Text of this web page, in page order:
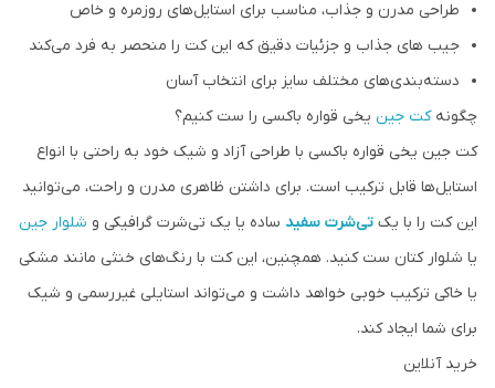
طراحی مدرن و جذاب، مناسب برای استایل‌های روزمره و خاص
جیب های جذاب و جزئیات دقیق که این کت را منحصر به فرد می‌کند
دسته‌بندی‌های مختلف سایز برای انتخاب آسان
چگونه کت جین یخی قواره باکسی را ست کنیم؟
کت جین یخی قواره باکسی با طراحی آزاد و شیک خود به راحتی با انواع
استایل‌ها قابل ترکیب است. برای داشتن ظاهری مدرن و راحت، می‌توانید
این کت را با یک تی‌شرت سفید ساده یا یک تی‌شرت گرافیکی و شلوار جین
یا شلوار کتان ست کنید. همچنین، این کت با رنگ‌های خنثی مانند مشکی
یا خاکی ترکیب خوبی خواهد داشت و می‌تواند استایلی غیررسمی و شیک
برای شما ایجاد کند.
خرید آنلاین